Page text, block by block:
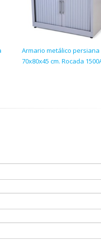
Armario metálico persiana
70x80x45 cm. Rocada